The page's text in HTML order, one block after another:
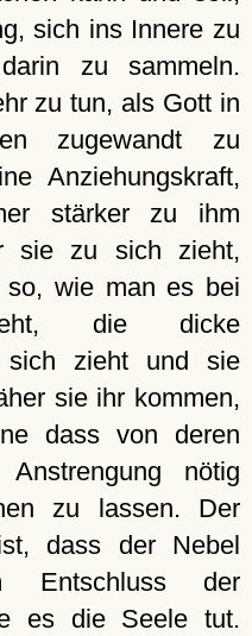
sich ins Innere zu
zu sammeln.
zu tun, als Gott in
zugewandt zu
Anziehungskraft,
stärker zu ihm
sie zu sich zieht,
wie man es bei
die dicke
sich zieht und sie
sie ihr kommen,
dass von deren
nötig
zu lassen. Der
dass der Nebel
Entschluss der
es die Seele tut.